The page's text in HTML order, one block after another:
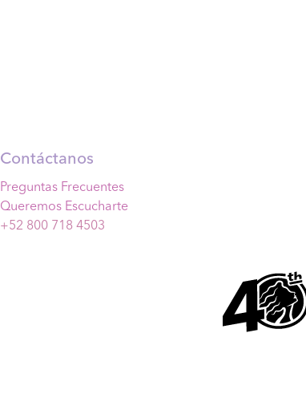
Contáctanos
Preguntas Frecuentes
Queremos Escucharte
+52 800 718 4503